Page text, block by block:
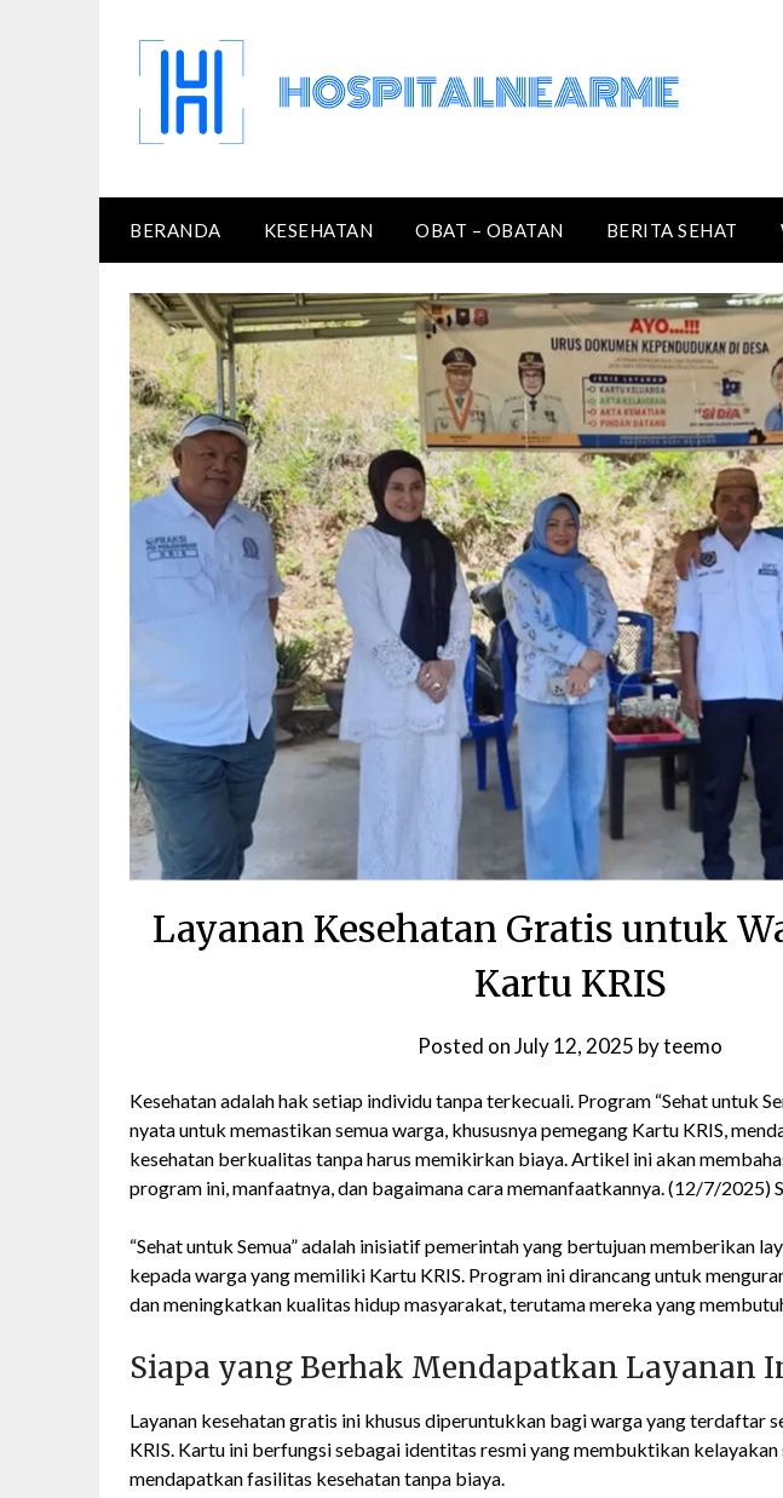
BERANDA KESEHATAN OBAT – OBATAN BERITA SEHAT
Layanan Kesehatan Gratis untuk
Kartu KRIS
Posted onJuly 12, 2025 byteemo
Kesehatan adalah hak setiap individu tanpa terkecuali. Program “Sehat untuk
nyata untuk memastikan semua warga, khususnya pemegang Kartu KRIS,
kesehatan berkualitas tanpa harus memikirkan biaya. Artikel ini akan
program ini, manfaatnya, dan bagaimana cara memanfaatkannya. (12/7/2025)
“Sehat untuk Semua” adalah inisiatif pemerintah yang bertujuan memberikan
kepada warga yang memiliki Kartu KRIS. Program ini dirancang untuk
dan meningkatkan kualitas hidup masyarakat, terutama mereka yang
Siapa yang Berhak Mendapatkan Layanan
Layanan kesehatan gratis ini khusus diperuntukkan bagi warga yang terdaftar
KRIS. Kartu ini berfungsi sebagai identitas resmi yang membuktikan kelayakan
mendapatkan fasilitas kesehatan tanpa biaya.